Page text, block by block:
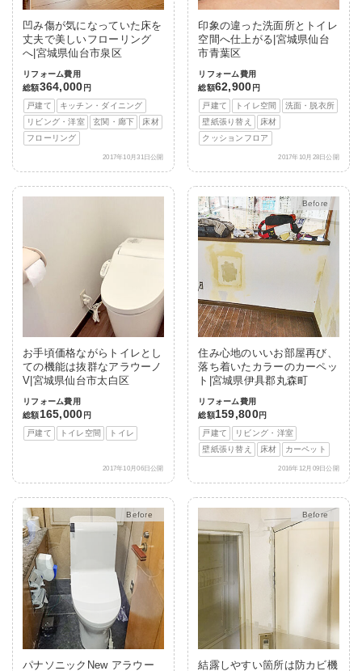
凹み傷が気になっていた床を
丈夫で美しいフローリング
へ|宮城県仙台市泉区
リフォーム費用
総額364,000 円
戸建て
キッチン・ダイニング
リビング・洋室
玄関・廊下
床材
フローリング
2017年10月31日公開
印象の違った洗面所とトイレ
空間へ仕上がる|宮城県仙台
市青葉区
リフォーム費用
総額62,900 円
戸建て
トイレ空間
洗面・脱衣所
壁紙張り替え
床材
クッションフロア
2017年10月28日公開
お手頃価格ながらトイレとし
ての機能は抜群なアラウーノ
V|宮城県仙台市太白区
リフォーム費用
総額165,000 円
戸建て
トイレ空間 トイレ
2017年10月06日公開
After
住み心地のいいお部屋再び、
落ち着いたカラーのカーペッ
ト|宮城県伊具郡丸森町
リフォーム費用
総額159,800円
戸建て
リビング・洋室
壁紙張り替え
床材 カーペット
2016年12月09日公開
After
パナソニックNew アラウー
After
結露しやすい箇所は防カビ機